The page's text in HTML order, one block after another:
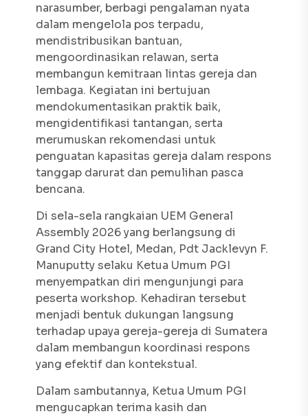
narasumber, berbagi pengalaman nyata
dalam mengelola pos terpadu,
mendistribusikan bantuan,
mengoordinasikan relawan, serta
membangun kemitraan lintas gereja dan
lembaga. Kegiatan ini bertujuan
mendokumentasikan praktik baik,
mengidentifikasi tantangan, serta
merumuskan rekomendasi untuk
penguatan kapasitas gereja dalam respons
tanggap darurat dan pemulihan pasca
bencana.
Di sela-sela rangkaian UEM General
Assembly 2026 yang berlangsung di
Grand City Hotel, Medan, Pdt Jacklevyn F.
Manuputty selaku Ketua Umum PGI
menyempatkan diri mengunjungi para
peserta workshop. Kehadiran tersebut
menjadi bentuk dukungan langsung
terhadap upaya gereja-gereja di Sumatera
dalam membangun koordinasi respons
yang efektif dan kontekstual.
Dalam sambutannya, Ketua Umum PGI
mengucapkan terima kasih dan